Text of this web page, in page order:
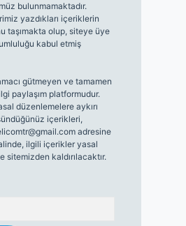
bulunmamaktadır.
yazdıkları içeriklerin
taşımakta olup, siteye üye
kabul etmiş
gütmeyen ve tamamen
paylaşım platformudur.
düzenlemelere aykırı
içerikleri,
adresine
ilgili içerikler yasal
sitemizden kaldırılacaktır.